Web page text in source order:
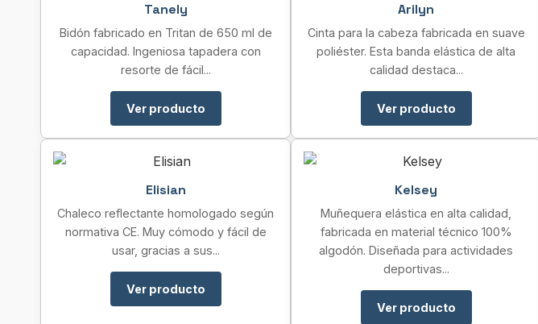
Tanely
Bidón fabricado en Tritan de 650 ml de
capacidad. Ingeniosa tapadera con
resorte de fácil...
Ver producto
Arilyn
Cinta para la cabeza fabricada en suave
poliéster. Esta banda elástica de alta
calidad destaca...
Ver producto
Elisian
Chaleco reflectante homologado según
normativa CE. Muy cómodo y fácil de
usar, gracias a sus...
Ver producto
Kelsey
Muñequera elástica en alta calidad,
fabricada en material técnico 100%
algodón. Diseñada para actividades
deportivas...
Ver producto